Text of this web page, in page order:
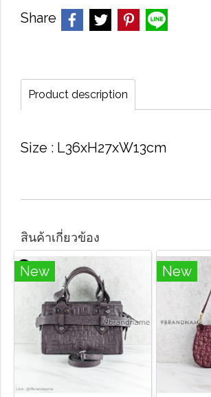
Share
Product description
Size​ : L36xH27xW13cm
สินค้าเกี่ยวข้อง
New New